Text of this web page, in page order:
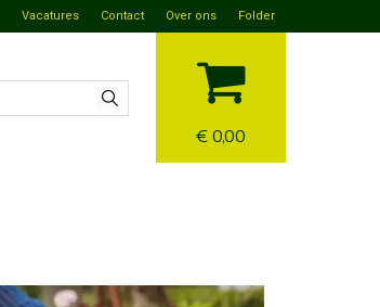
€ 0,00
Vacatures Contact Over ons Folder